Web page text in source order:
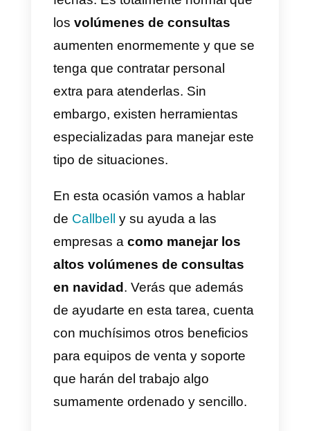
de parte de los clientes,
aumentan de forma exponencial.
Tanto así que las empresas y
pequeños negocios se les
prácticamente muy difícil el
manejar este volumen de
Existen negocios y empresas
suelen contratar personal de
ventas y atención al cliente
adicional solamente en estas
fechas. Es totalmente normal que
losvolúmenes de consultas
aumenten enormemente y que